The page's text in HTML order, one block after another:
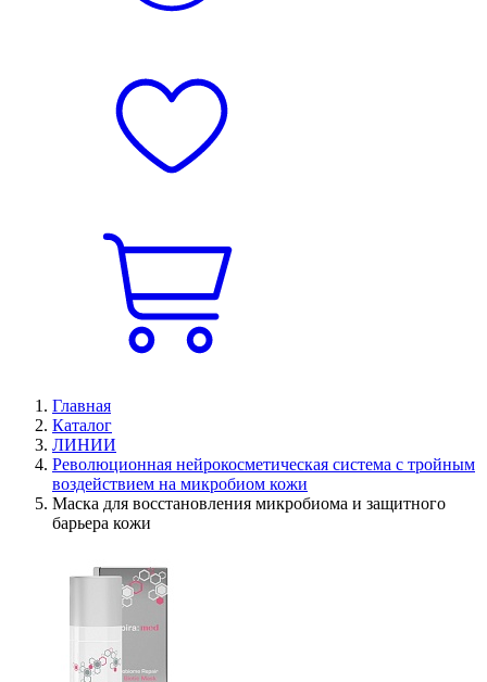
Главная
Каталог
ЛИНИИ
Революционная нейрокосметическая система с тройным
воздействием на микробиом кожи
Маска для восстановления микробиома и защитного
барьера кожи